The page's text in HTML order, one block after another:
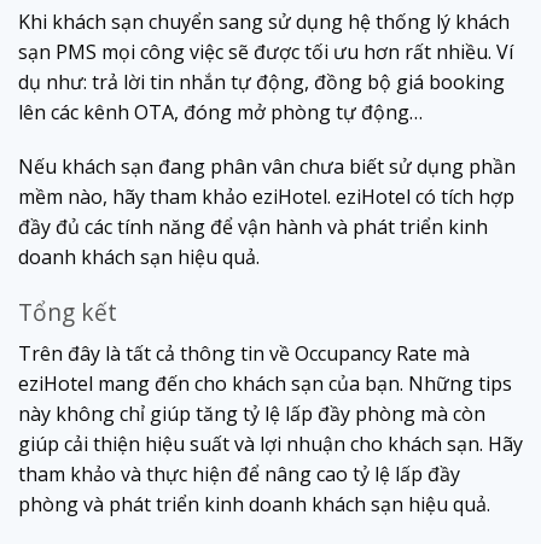
Khi khách sạn chuyển sang sử dụng hệ thống lý khách
sạn PMS mọi công việc sẽ được tối ưu hơn rất nhiều. Ví
dụ như: trả lời tin nhắn tự động, đồng bộ giá booking
lên các kênh OTA, đóng mở phòng tự động…
Nếu khách sạn đang phân vân chưa biết sử dụng phần
mềm nào, hãy tham khảo eziHotel. eziHotel có tích hợp
đầy đủ các tính năng để vận hành và phát triển kinh
doanh khách sạn hiệu quả.
Tổng kết
Trên đây là tất cả thông tin về Occupancy Rate mà
eziHotel mang đến cho khách sạn của bạn. Những tips
này không chỉ giúp tăng tỷ lệ lấp đầy phòng mà còn
giúp cải thiện hiệu suất và lợi nhuận cho khách sạn. Hãy
tham khảo và thực hiện để nâng cao tỷ lệ lấp đầy
phòng và phát triển kinh doanh khách sạn hiệu quả.